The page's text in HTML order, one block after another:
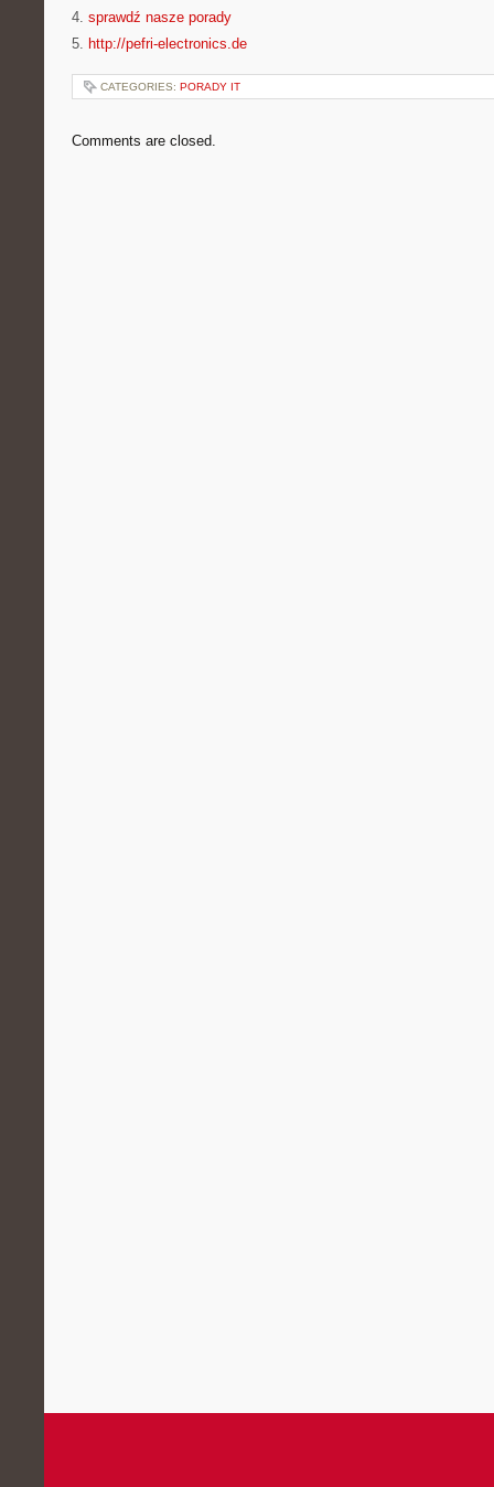
4. sprawdź nasze porady
5. http://pefri-electronics.de
CATEGORIES: PORADY IT
Comments are closed.